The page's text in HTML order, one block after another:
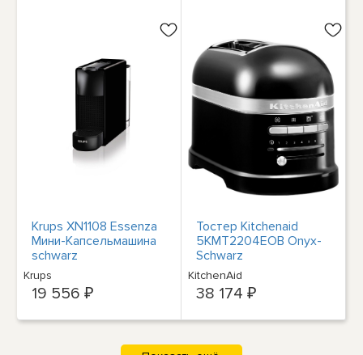
Krups XN1108 Essenza
Мини-Капсельмашина
schwarz
Krups
19 556 ₽
Тостер Kitchenaid
5KMT2204EOB Onyx-
Schwarz
KitchenAid
38 174 ₽